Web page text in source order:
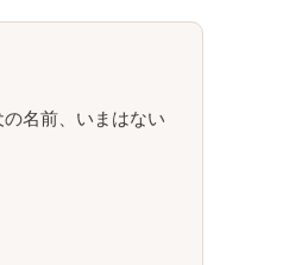
名前、いまはない